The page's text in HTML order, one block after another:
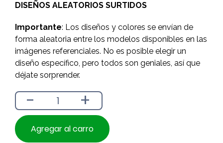
$3.990.
$3.590.
DISEÑOS ALEATORIOS SURTIDOS
Importante: Los diseños y colores se envían de
forma aleatoria entre los modelos disponibles en las
imágenes referenciales. No es posible elegir un
diseño específico, pero todos son geniales, así que
déjate sorprender.
- +
Agregar al carro